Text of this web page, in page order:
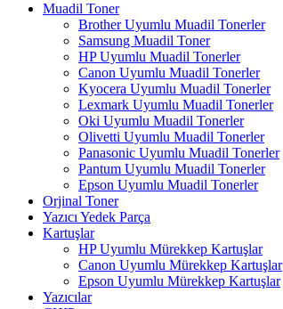
Muadil Toner
Brother Uyumlu Muadil Tonerler
Samsung Muadil Toner
HP Uyumlu Muadil Tonerler
Canon Uyumlu Muadil Tonerler
Kyocera Uyumlu Muadil Tonerler
Lexmark Uyumlu Muadil Tonerler
Oki Uyumlu Muadil Tonerler
Olivetti Uyumlu Muadil Tonerler
Panasonic Uyumlu Muadil Tonerler
Pantum Uyumlu Muadil Tonerler
Epson Uyumlu Muadil Tonerler
Orjinal Toner
Yazıcı Yedek Parça
Kartuşlar
HP Uyumlu Mürekkep Kartuşlar
Canon Uyumlu Mürekkep Kartuşlar
Epson Uyumlu Mürekkep Kartuşlar
Yazıcılar